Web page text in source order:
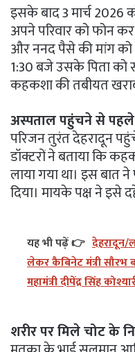
इसके बाद 3 मार्च 2026
अपने परिवार को फोन
और ननद पैसे की मांग को
1:30 बजे उसके पिता
कहकशा की तबीयत
अस्पताल पहुंचने से पहले
परिजन तुरंत देहरादून
डॉक्टरों ने बताया कि
लाया गया था। इस बात
दिया। मायके पक्ष ने इसे
यह भी पढ़ें 👉
लेकर कैबिनेट मंत्री सौरभ
महामंत्री दीपेंद्र सिंह
शरीर पर मिले चोट के